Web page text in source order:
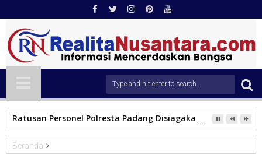
Ratusan Personel Polresta Padang Disiagakan Amankan
Beranda